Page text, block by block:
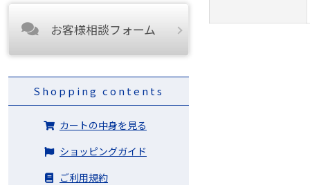
お客様相談フォーム
Shopping contents
カートの中身を見る
ショッピングガイド
ご利用規約